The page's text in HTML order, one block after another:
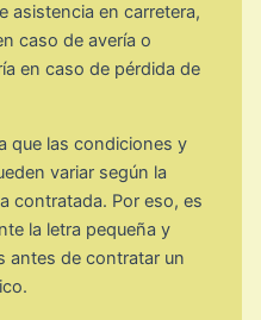
asistencia en carretera,
caso de avería o
en caso de pérdida de
que las condiciones y
variar según la
contratada. Por eso, es
la letra pequeña y
antes de contratar un